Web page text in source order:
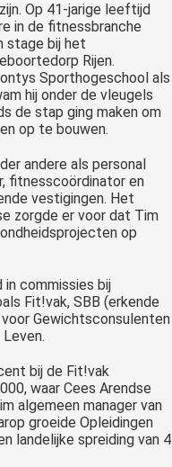
Op 41-jarige leeftijd
in de fitnessbranche
stage bij het
Rijen.
Sporthogeschool als
hij onder de vleugels
de stap ging maken om
op te bouwen.
andere als personal
fitnesscoördinator en
vestigingen. Het
zorgde er voor dat Tim
op
commissies bij
Fit!vak, SBB (erkende
Gewichtsconsulenten
bij de Fit!vak
waar Cees Arendse
algemeen manager van
groeide Opleidingen
landelijke spreiding van 4